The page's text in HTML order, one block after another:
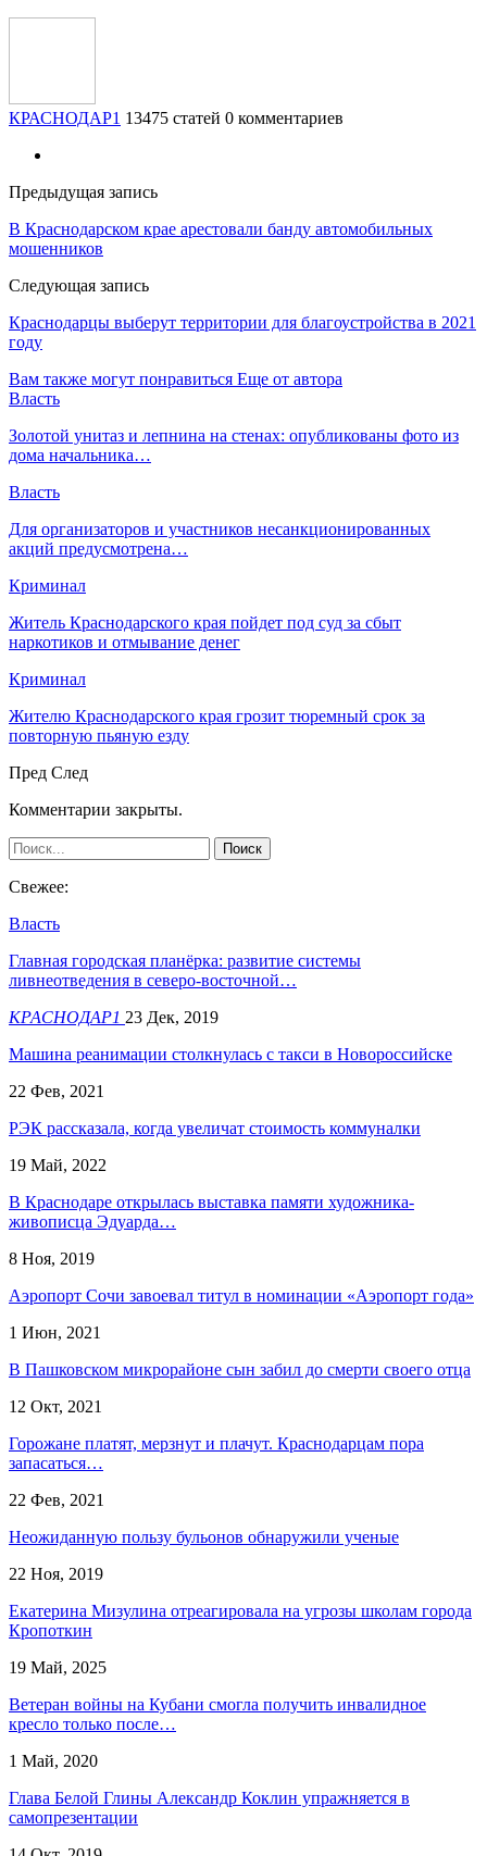
КРАСНОДАР1 13475 статей 0 комментариев
Предыдущая запись
В Краснодарском крае арестовали банду автомобильных
мошенников
Следующая запись
Краснодарцы выберут территории для благоустройства в 2021
году
Вам также могут понравиться Еще от автора
Власть
​Золотой унитаз и лепнина на стенах: опубликованы фото из
дома начальника…
Власть
Для организаторов и участников несанкционированных
акций предусмотрена…
Криминал
Житель Краснодарского края пойдет под суд за сбыт
наркотиков и отмывание денег
Криминал
Жителю Краснодарского края грозит тюремный срок за
повторную пьяную езду
Пред След
Комментарии закрыты.
Свежее:
Власть
Главная городская планёрка: развитие системы
ливнеотведения в северо-восточной…
КРАСНОДАР1 23 Дек, 2019
Машина реанимации столкнулась с такси в Новороссийске
22 Фев, 2021
РЭК рассказала, когда увеличат стоимость коммуналки
19 Май, 2022
В Краснодаре открылась выставка памяти художника-
живописца Эдуарда…
8 Ноя, 2019
Аэропорт Сочи завоевал титул в номинации «Аэропорт года»
1 Июн, 2021
В Пашковском микрорайоне сын забил до смерти своего отца
12 Окт, 2021
Горожане платят, мерзнут и плачут. Краснодарцам пора
запасаться…
22 Фев, 2021
Неожиданную пользу бульонов обнаружили ученые
22 Ноя, 2019
Екатерина Мизулина отреагировала на угрозы школам города
Кропоткин
19 Май, 2025
Ветеран войны на Кубани смогла получить инвалидное
кресло только после…
1 Май, 2020
Глава Белой Глины Александр Коклин упражняется в
самопрезентации